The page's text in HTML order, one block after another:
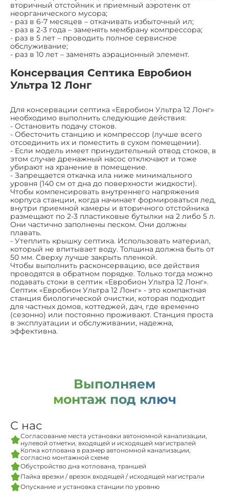
вторичный отстойник и приемный аэротенк от
неорганического мусора;
- раз в 6-7 месяцев – откачивать избыточный ил;
- раз в 2-3 года – заменять мембрану компрессора;
- раз в 5 лет – проводить полное сервисное
обслуживание;
- раз в 10 лет – заменять аэрационный элемент.
Консервация Септика Евробион
Ультра 12 Лонг
Для консервации септика «Евробион Ультра 12 Лонг»
необходимо выполнить следующие действия:
- Остановить подачу стоков.
- Обесточить станцию и компрессор (лучше всего
отсоединить их и поместить в сухом помещении).
- Если модель имеет принудительный отвод стоков, в
этом случае дренажный насос отключают и тоже
убирают на хранение в помещение.
- Запрещается откачка ила ниже минимального
уровня (140 см от дна до поверхности жидкости).
Чтобы компенсировать внутреннего напряжения
корпуса станции, когда начинает формироваться лед,
внутри приемной камеры и вторичного отстойника
размещают по 2-3 пластиковые бутылки на 2 либо 5 л.
Они частично заполнены песком. Они должны
плавать.
- Утеплить крышку септика. Использовать материал,
который не впитывает воду. Толщина должна быть от
50 мм. Сверху лучше закрыть пленкой.
Чтобы выполнить расконсервацию, все действия
проводятся в обратном порядке. Только тогда можно
подавать стоки в септик «Евробион Ультра 12 Лонг».
Септик «Евробион Ультра 12 Лонг» - это компактная
станция биологической очистки, которая подходит
для частных домов, коттеджей, дач, где временно
(сезонно) или постоянно проживают. Станция проста
в эксплуатации и обслуживании, надежна,
эффективна.
Выполняем
монтаж под ключ
С нас
Согласование места установки автономной канализации,
нулевой отметки, входящей и исходящей магистралей
Копка котлована в размер автономной канализации,
согласно монтажной схеме
Обустройство дна котлована, траншей
Пайка врезки / врезок входящей / исходящей магистрали
Опускание и установка станции по уровню